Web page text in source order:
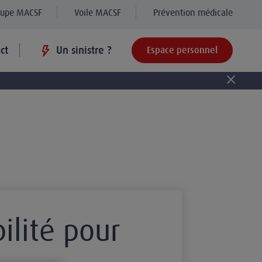
MACSF Voile MACSF Prévention médicale
Un sinistre ? Espace personnel
pour